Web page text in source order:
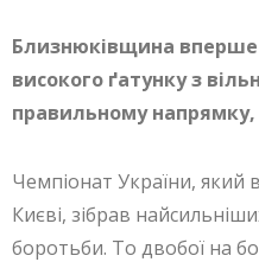
Близнюківщина вперше
високого ґатунку з
правильному
Чемпіонат України, який
Києві, зібрав
боротьби. То двобої на